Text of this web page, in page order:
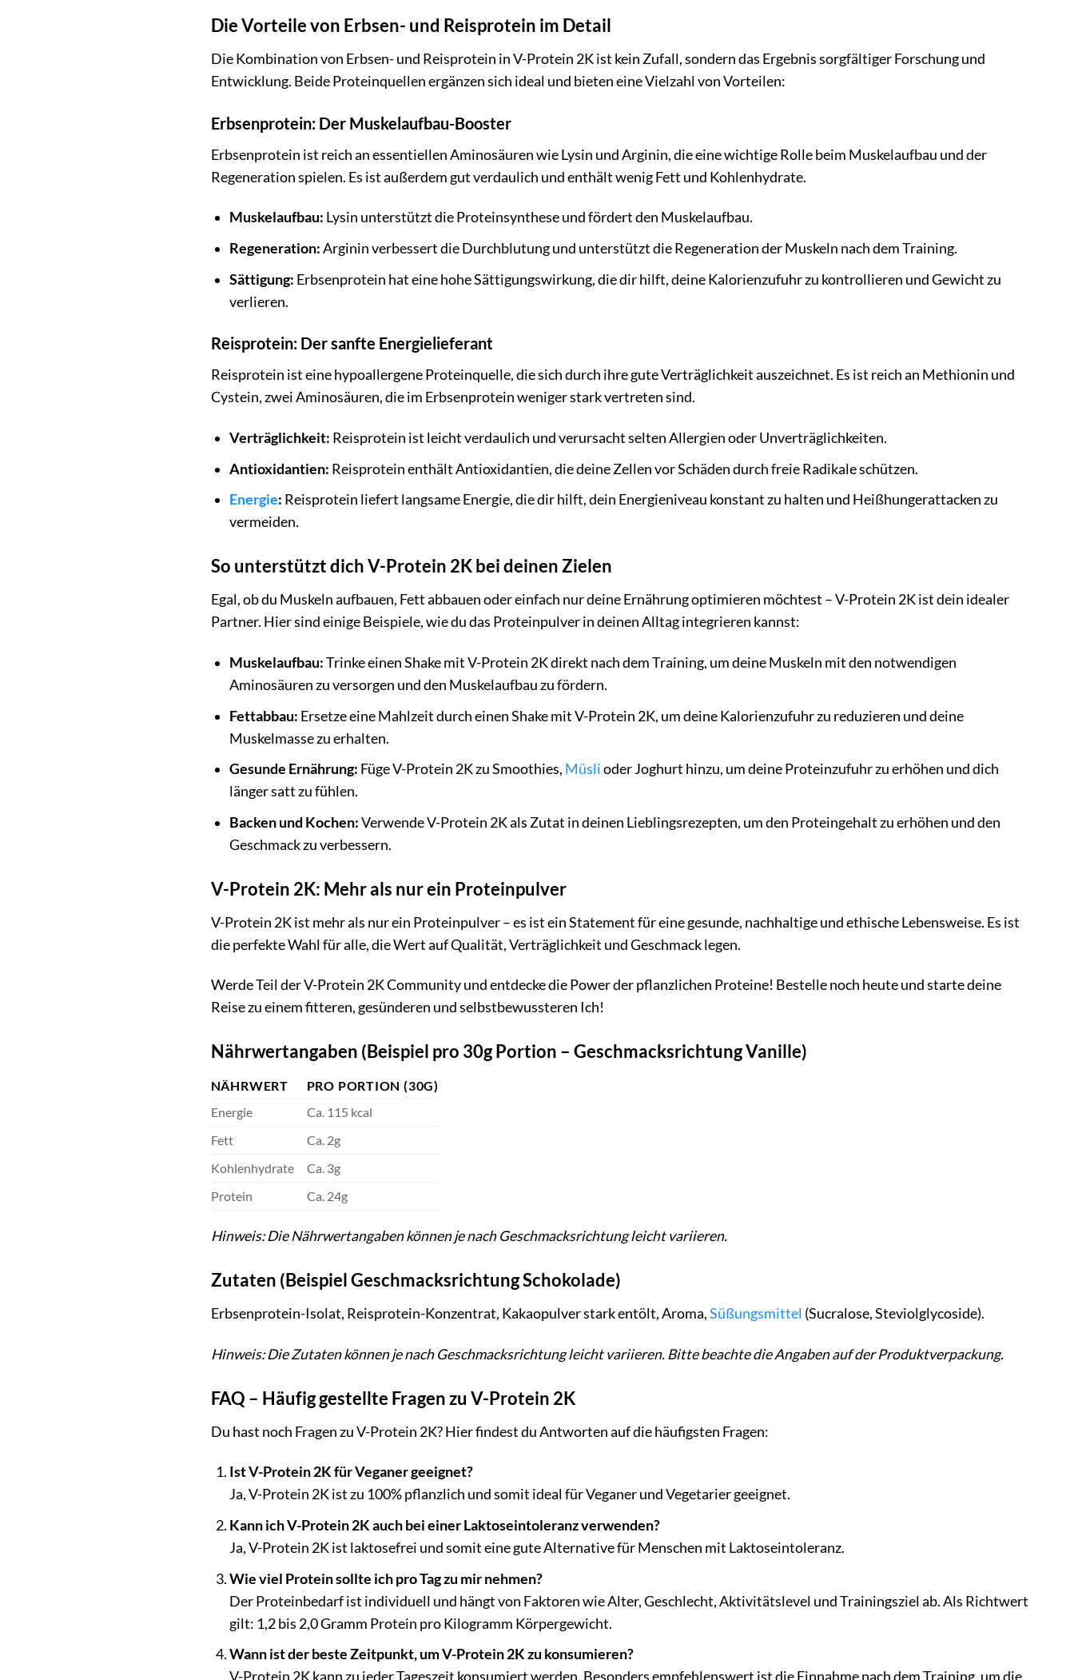
Die Vorteile von Erbsen- und Reisprotein im Detail
Die Kombination von Erbsen- und Reisprotein in V-Protein 2K ist kein Zufall, sondern das Ergebnis sorgfältiger Forschung und
Entwicklung. Beide Proteinquellen ergänzen sich ideal und bieten eine Vielzahl von Vorteilen:
Erbsenprotein: Der Muskelaufbau-Booster
Erbsenprotein ist reich an essentiellen Aminosäuren wie Lysin und Arginin, die eine wichtige Rolle beim Muskelaufbau und der
Regeneration spielen. Es ist außerdem gut verdaulich und enthält wenig Fett und Kohlenhydrate.
Muskelaufbau: Lysin unterstützt die Proteinsynthese und fördert den Muskelaufbau.
Regeneration:Arginin verbessert die Durchblutung und unterstützt die Regeneration der Muskeln nach dem Training.
Sättigung: Erbsenprotein hat eine hohe Sättigungswirkung, die dir hilft, deine Kalorienzufuhr zu kontrollieren und Gewicht zu
verlieren.
Reisprotein: Der sanfte Energielieferant
Reisprotein ist eine hypoallergene Proteinquelle, die sich durch ihre gute Verträglichkeit auszeichnet. Es ist reich an Methionin und
Cystein, zwei Aminosäuren, die im Erbsenprotein weniger stark vertreten sind.
Verträglichkeit: Reisprotein ist leicht verdaulich und verursacht selten Allergien oder Unverträglichkeiten.
Antioxidantien: Reisprotein enthält Antioxidantien, die deine Zellen vor Schäden durch freie Radikale schützen.
Energie: Reisprotein liefert langsame Energie, die dir hilft, dein Energieniveau konstant zu halten und Heißhungerattacken zu
vermeiden.
So unterstützt dich V-Protein 2K bei deinen Zielen
Egal, ob du Muskeln aufbauen, Fett abbauen oder einfach nur deine Ernährung optimieren möchtest – V-Protein 2K ist dein idealer
Partner. Hier sind einige Beispiele, wie du das Proteinpulver in deinen Alltag integrieren kannst:
Muskelaufbau:Trinke einen Shake mit V-Protein 2K direkt nach dem Training, um deine Muskeln mit den notwendigen
Aminosäuren zu versorgen und den Muskelaufbau zu fördern.
Fettabbau: Ersetze eine Mahlzeit durch einen Shake mit V-Protein 2K, um deine Kalorienzufuhr zu reduzieren und deine
Muskelmasse zu erhalten.
Gesunde Ernährung: Füge V-Protein 2K zu Smoothies, Müslioder Joghurt hinzu, um deine Proteinzufuhr zu erhöhen und dich
länger satt zu fühlen.
Backen und Kochen:Verwende V-Protein 2K als Zutat in deinen Lieblingsrezepten, um den Proteingehalt zu erhöhen und den
Geschmack zu verbessern.
V-Protein 2K: Mehr als nur ein Proteinpulver
V-Protein 2K ist mehr als nur ein Proteinpulver – es ist ein Statement für eine gesunde, nachhaltige und ethische Lebensweise. Es ist
die perfekte Wahl für alle, die Wert auf Qualität, Verträglichkeit und Geschmack legen.
Werde Teil der V-Protein 2K Community und entdecke die Power der pflanzlichen Proteine! Bestelle noch heute und starte deine
Reise zu einem fitteren, gesünderen und selbstbewussteren Ich!
Nährwertangaben (Beispiel pro 30g Portion – Geschmacksrichtung Vanille)
NÄHRWERT
PRO PORTION (30G)
Energie
Ca. 115 kcal
Fett
Ca. 2g
Kohlenhydrate
Ca. 3g
Protein
Ca. 24g
Hinweis: Die Nährwertangaben können je nach Geschmacksrichtung leicht variieren.
Zutaten (Beispiel Geschmacksrichtung Schokolade)
Erbsenprotein-Isolat, Reisprotein-Konzentrat, Kakaopulver stark entölt, Aroma,Süßungsmittel (Sucralose, Steviolglycoside).
Hinweis: Die Zutaten können je nach Geschmacksrichtung leicht variieren. Bitte beachte die Angaben auf der Produktverpackung.
FAQ – Häufig gestellte Fragen zu V-Protein 2K
Du hast noch Fragen zu V-Protein 2K? Hier findest du Antworten auf die häufigsten Fragen:
Ist V-Protein 2K für Veganer geeignet?
Ja, V-Protein 2K ist zu 100% pflanzlich und somit ideal für Veganer und Vegetarier geeignet.
Kann ich V-Protein 2K auch bei einer Laktoseintoleranz verwenden?
Ja, V-Protein 2K ist laktosefrei und somit eine gute Alternative für Menschen mit Laktoseintoleranz.
Wie viel Protein sollte ich pro Tag zu mir nehmen?
Der Proteinbedarf ist individuell und hängt von Faktoren wie Alter, Geschlecht, Aktivitätslevel und Trainingsziel ab. Als Richtwert
gilt: 1,2 bis 2,0 Gramm Protein pro Kilogramm Körpergewicht.
Wann ist der beste Zeitpunkt, um V-Protein 2K zu konsumieren?
V-Protein 2K kann zu jeder Tageszeit konsumiert werden. Besonders empfehlenswert ist die Einnahme nach dem Training, um die